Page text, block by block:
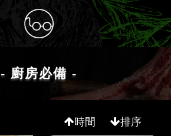
- 廚房必備 -
時間 排序